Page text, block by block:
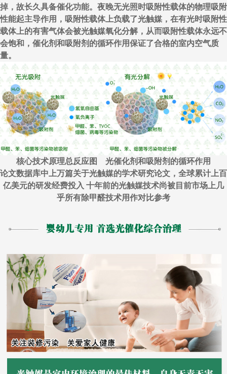
掉，故长久具备催化功能。夜晚无光照时吸附性载体的物理吸附
性能起主导作用，吸附性载体上负载了光触媒，在有光时吸附性
载体上的有害气体会被光触媒氧化分解，从而吸附性载体永远不
会饱和，催化剂和吸附剂的循环作用保证了合格的室内空气质
量。
核心技术原理总反应图 光催化剂和吸附剂的循环作用
论文数据库中上万篇关于光触媒的学术研究论文，全球累计上百
亿美元的研发经费投入 十年前的光触媒技术尚被目前市场上几
乎所有除甲醛技术用作对比参考